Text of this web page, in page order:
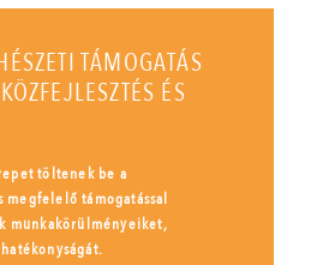
TÁMOGATÁS
ÉS
töltenek be a
megfelelő támogatással
munkakörülményeiket,